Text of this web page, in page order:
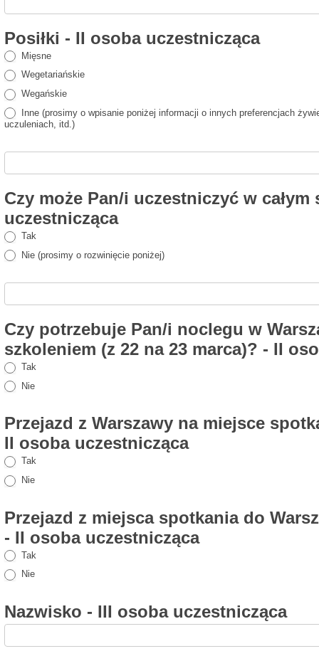
Posiłki - II osoba uczestnicząca
Mięsne
Wegetariańskie
Wegańskie
Inne (prosimy o wpisanie poniżej informacji o innych preferencjach
uczuleniach, itd.)
Czy może Pan/i uczestniczyć w
uczestnicząca
Tak
Nie (prosimy o rozwinięcie poniżej)
Czy potrzebuje Pan/i noclegu w
szkoleniem (z 22 na 23 marca)? - II
Tak
Nie
Przejazd z Warszawy na miejsce
II osoba uczestnicząca
Tak
Nie
Przejazd z miejsca spotkania do
- II osoba uczestnicząca
Tak
Nie
Nazwisko - III osoba uczestnicząca